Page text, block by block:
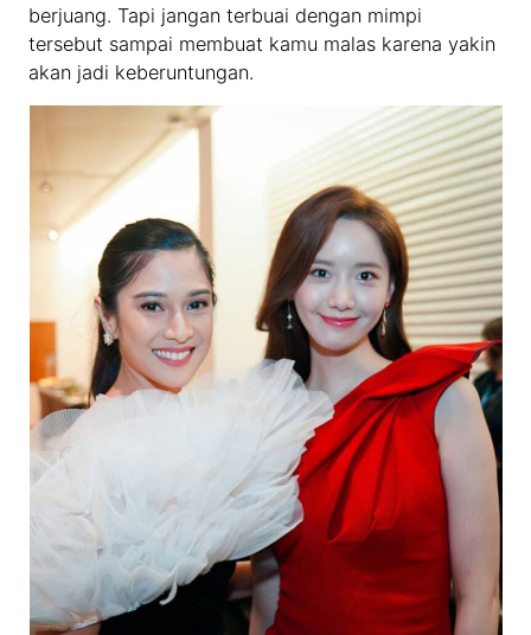
berjuang. Tapi jangan terbuai dengan mimpi
tersebut sampai membuat kamu malas karena yakin
akan jadi keberuntungan.